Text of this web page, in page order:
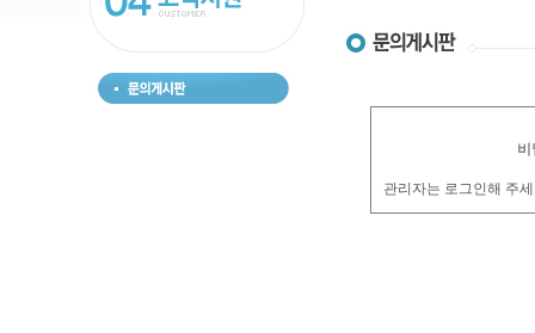
비
관리자는 로그인해 주